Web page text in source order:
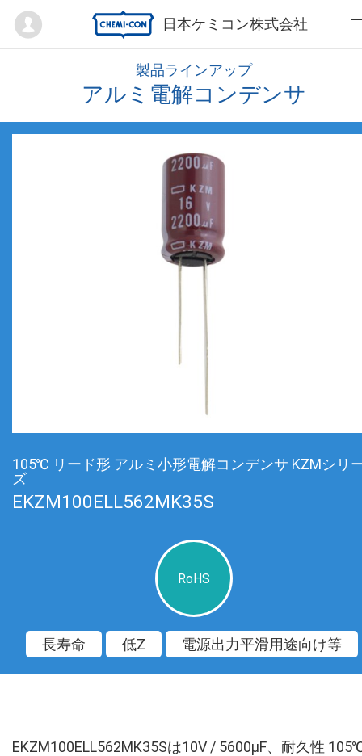
日本ケミコン株式会社
Mypage
製品ラインアップ
アルミ電解コンデンサ
105℃ リード形 アルミ小形電解コンデンサ KZMシリ
ズ
EKZM100ELL562MK35S
RoHS
長寿命 低Z 電源出力平滑用途向け等
EKZM100ELL562MK35Sは10V / 5600µF、耐久性